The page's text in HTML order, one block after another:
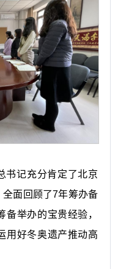
书记充分肯定了北京
全面回顾了7年筹办备
举办的宝贵经验，
用好冬奥遗产推动高